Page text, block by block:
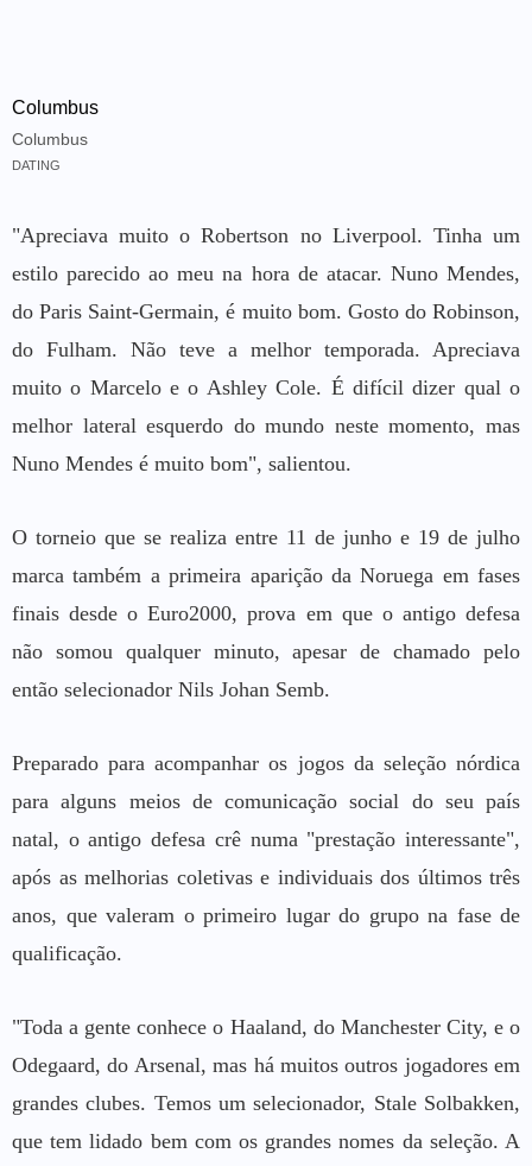
Columbus
Columbus
DATING
"Apreciava muito o Robertson no Liverpool. Tinha um
estilo parecido ao meu na hora de atacar. Nuno Mendes,
do Paris Saint-Germain, é muito bom. Gosto do Robinson,
do Fulham. Não teve a melhor temporada. Apreciava
muito o Marcelo e o Ashley Cole. É difícil dizer qual o
melhor lateral esquerdo do mundo neste momento, mas
Nuno Mendes é muito bom", salientou.
O torneio que se realiza entre 11 de junho e 19 de julho
marca também a primeira aparição da Noruega em fases
finais desde o Euro2000, prova em que o antigo defesa
não somou qualquer minuto, apesar de chamado pelo
então selecionador Nils Johan Semb.
Preparado para acompanhar os jogos da seleção nórdica
para alguns meios de comunicação social do seu país
natal, o antigo defesa crê numa "prestação interessante",
após as melhorias coletivas e individuais dos últimos três
anos, que valeram o primeiro lugar do grupo na fase de
qualificação.
"Toda a gente conhece o Haaland, do Manchester City, e o
Odegaard, do Arsenal, mas há muitos outros jogadores em
grandes clubes. Temos um selecionador, Stale Solbakken,
que tem lidado bem com os grandes nomes da seleção. A